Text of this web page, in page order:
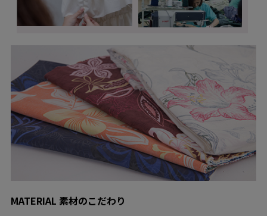
MATERIAL 素材のこだわり